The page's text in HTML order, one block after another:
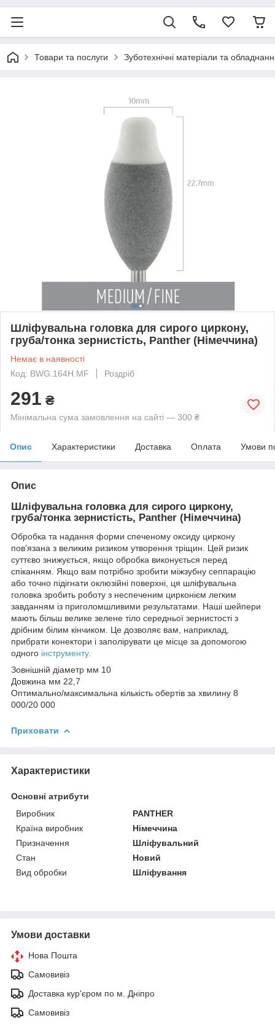
Товари та послуги Зуботехнічні матеріали та
Шліфувальна головка для сирого циркону,
груба/тонка зернистість, Panther (Німеччина)
Немає в наявності
Код: BWG.164H.MF
Роздріб
291 ₴
Мінімальна сума замовлення на сайті — 300 ₴
Опис Характеристики Доставка Оплата Умови
Опис
Шліфувальна головка для сирого циркону,
груба/тонка зернистість, Panther (Німеччина)
Обробка та надання форми спеченому оксиду циркону
пов'язана з великим ризиком утворення тріщин. Цей ризик
суттєво знижується, якщо обробка виконується перед
спіканням. Якщо вам потрібно зробити міжзубну сеппарацію
або точно підігнати оклюзійні поверхні, ця шліфувальна
головка зробить роботу з неспеченим цирконієм легким
завданням із приголомшливими результатами. Наші шейпери
мають більш велике зелене тіло середньої зернистості з
дрібним білим кінчиком. Це дозволяє вам, наприклад,
прибрати конектори і заполірувати це місце за допомогою
одного інструменту.
Зовнішній діаметр мм 10
Довжина мм 22,7
Оптимально/максимальна кількість обертів за хвилину 8
000/20 000
Приховати
Характеристики
Основні атрибути
Виробник
PANTHER
Країна виробник
Німеччина
Призначення
Шліфувальний
Стан
Новий
Вид обробки
Шліфування
Умови доставки
Нова Пошта
Самовивіз
Доставка кур'єром по м. Дніпро
Самовивіз